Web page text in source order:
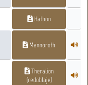
Hathon
Mannoroth
Theralion
(redoblaje)